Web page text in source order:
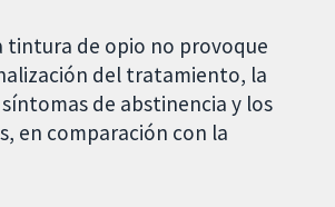
tintura de opio no provoque
del tratamiento, la
de abstinencia y los
en comparación con la